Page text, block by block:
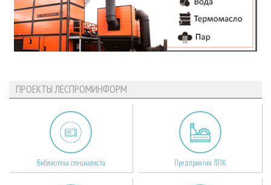
ПРОЕКТЫ ЛЕСПРОМИНФОРМ
Библиотека специалиста Предприятия ЛПК